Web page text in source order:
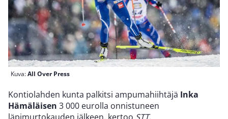
Kuva:All Over Press
Kontiolahden kunta palkitsi ampumahiihtäjä Inka
Hämäläisen 3 000 eurolla onnistuneen